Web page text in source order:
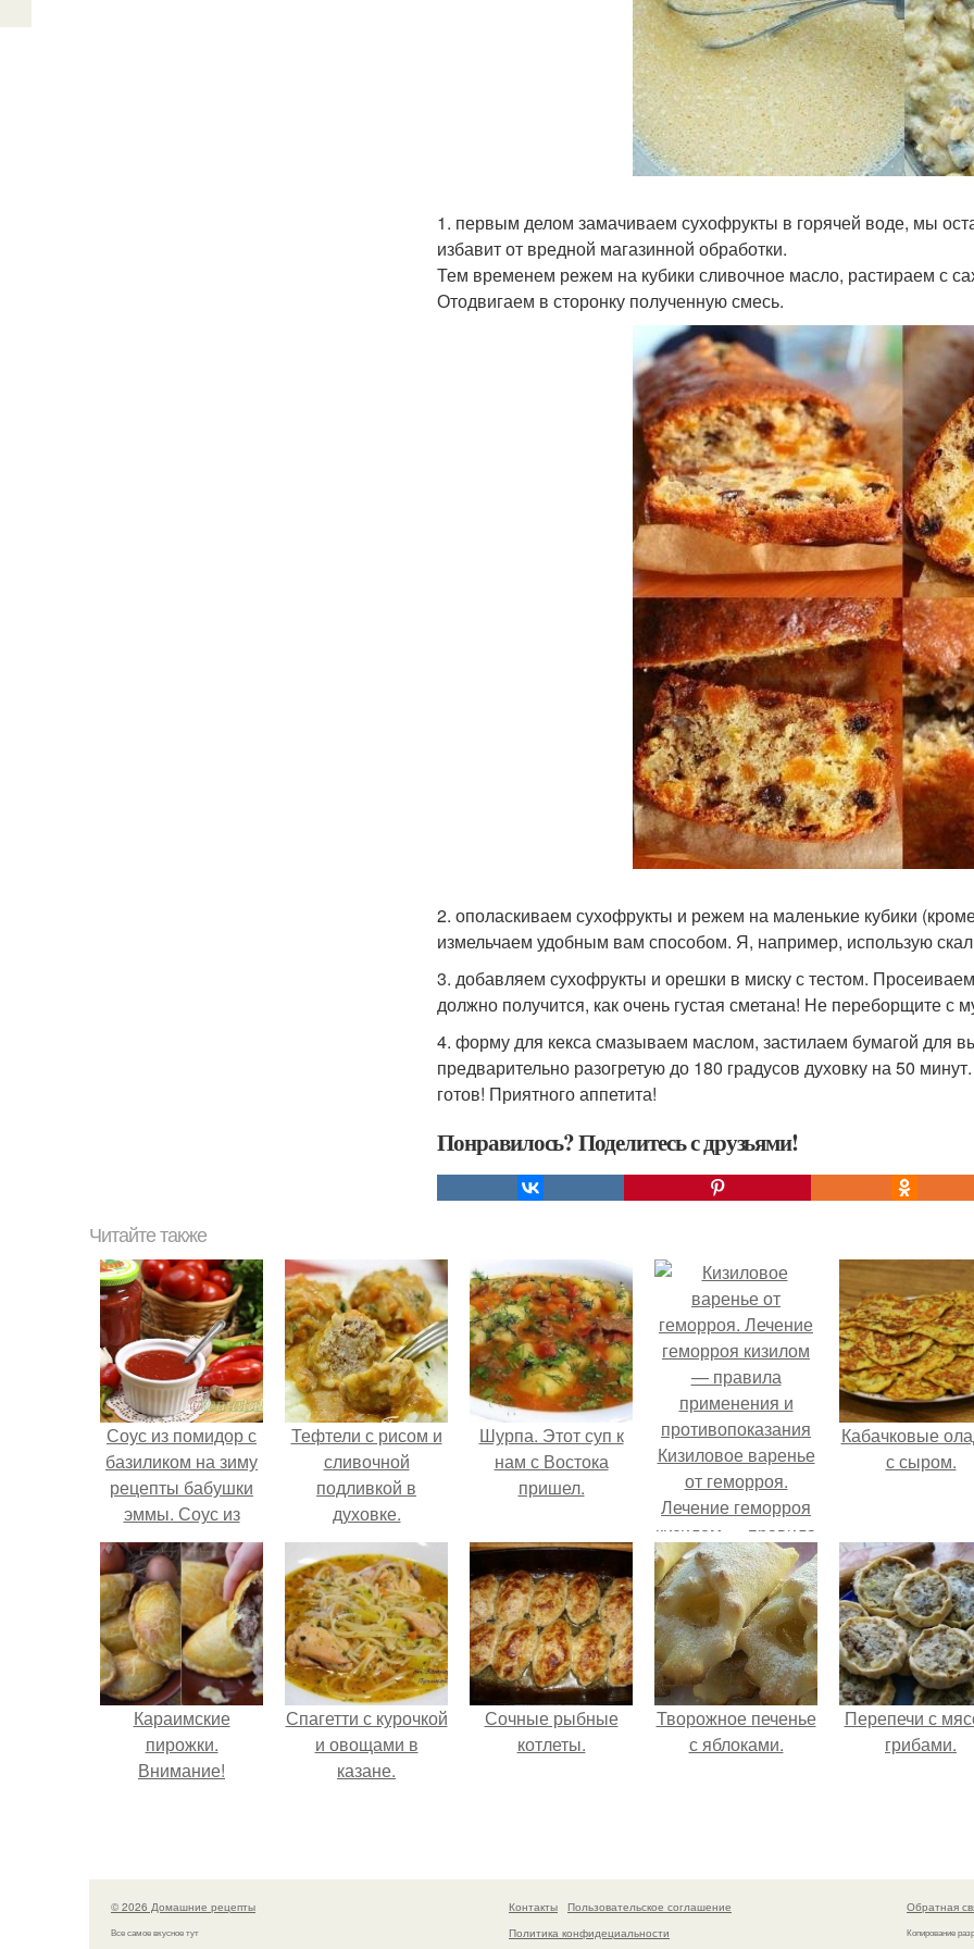
1. первым делом замачиваем сухофрукты в горячей воде, мы
избавит от вредной магазинной обработки.
Тем временем режем на кубики сливочное масло, растираем с
Отодвигаем в сторонку полученную смесь.
2. ополаскиваем сухофрукты и режем на маленькие кубики
измельчаем удобным вам способом. Я, например, использую
3. добавляем сухофрукты и орешки в миску с тестом.
должно получится, как очень густая сметана! Не переборщите с
4. форму для кекса смазываем маслом, застилаем бумагой для
предварительно разогретую до 180 градусов духовку на 50
готов! Приятного аппетита!
Понравилось? Поделитесь с друзьями!
Читайте также
Соус из помидор с
базиликом на зиму
рецепты бабушки
эммы. Соус из
томатов и базилика,
вкусный рецепт
Тефтели с рисом и
сливочной
подливкой в
духовке.
Шурпа. Этот суп к
нам с Востока
пришел.
Кизиловое варенье
от геморроя.
Лечение геморроя
кизилом — правила
применения и
противопоказания
Кабачковые
с сыром.
Караимские
пирожки.
Внимание!
Спагетти с курочкой
и овощами в
казане.
Сочные рыбные
котлеты.
Творожное печенье
с яблоками.
Перепечи с
грибами.
© 2026 Домашние рецепты
Все самое вкусное тут
Контакты
Пользовательское соглашение
Политика конфидециальности
Обратная
Копирование